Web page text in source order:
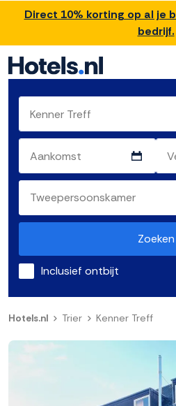
Direct 10% korting op al je
bedrijf.
Zoeken
Inclusief ontbijt
Hotels.nl Trier Kenner Treff